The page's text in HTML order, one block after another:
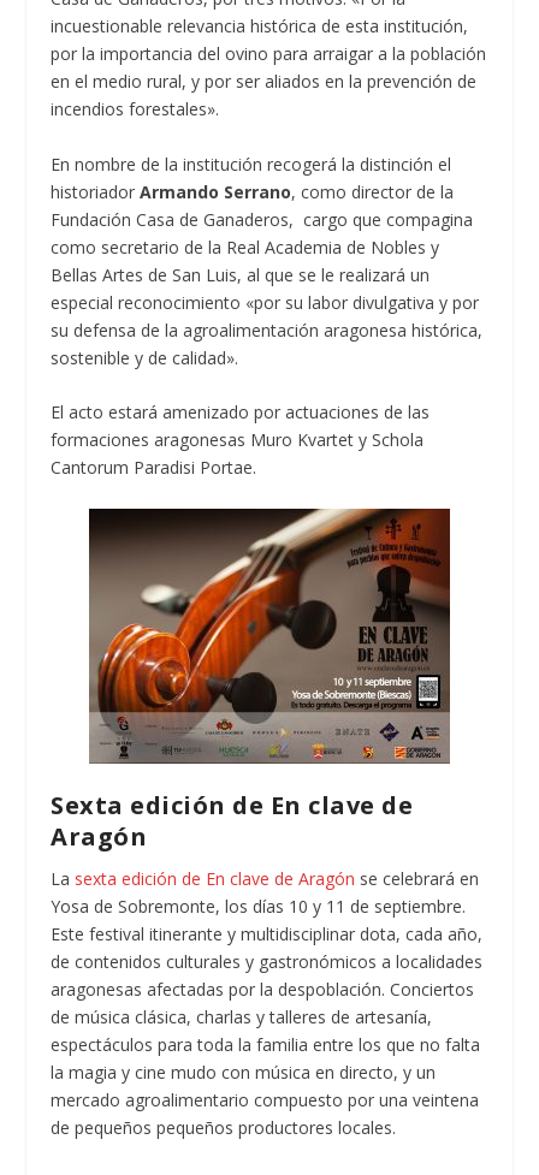
incuestionable relevancia histórica de esta institución,
por la importancia del ovino para arraigar a la población
en el medio rural, y por ser aliados en la prevención de
incendios forestales».
En nombre de la institución recogerá la distinción el
historiadorArmando Serrano, como director de la
Fundación Casa de Ganaderos, cargo que compagina
como secretario de la Real Academia de Nobles y
Bellas Artes de San Luis, al que se le realizará un
especial reconocimiento «por su labor divulgativa y por
su defensa de la agroalimentación aragonesa histórica,
sostenible y de calidad».
El acto estará amenizado por actuaciones de las
formaciones aragonesas Muro Kvartet y Schola
Cantorum Paradisi Portae.
Sexta edición de En clave de
Aragón
La sexta edición de En clave de Aragón se celebrará en
Yosa de Sobremonte, los días 10 y 11 de septiembre.
Este festival itinerante y multidisciplinar dota, cada año,
de contenidos culturales y gastronómicos a localidades
aragonesas afectadas por la despoblación. Conciertos
de música clásica, charlas y talleres de artesanía,
espectáculos para toda la familia entre los que no falta
la magia y cine mudo con música en directo, y un
mercado agroalimentario compuesto por una veintena
de pequeños pequeños productores locales.